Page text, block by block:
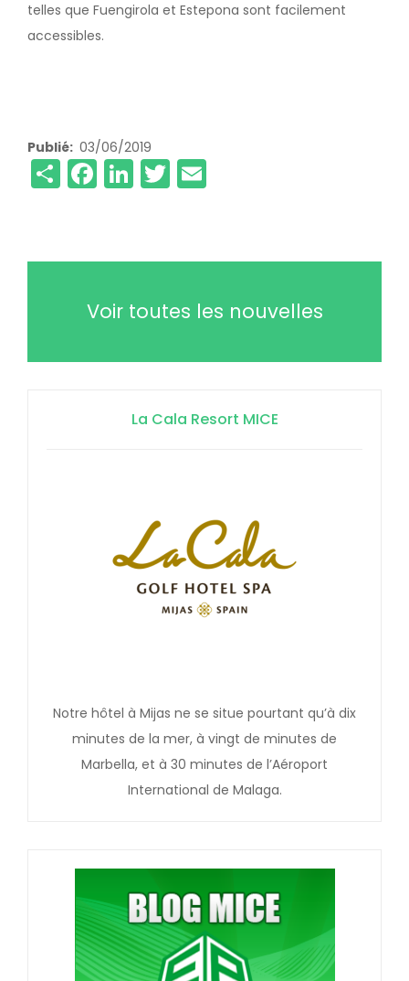
telles que Fuengirola et Estepona sont facilement
accessibles.
Publié 03/06/2019
ShareFacebook
LinkedIn
Twitter
Voir toutes les nouvelles
La Cala Resort MICE
Notre hôtel à Mijas ne se situe pourtant qu’à dix
minutes de la mer, à vingt de minutes de
Marbella, et à 30 minutes de l’Aéroport
International de Malaga.